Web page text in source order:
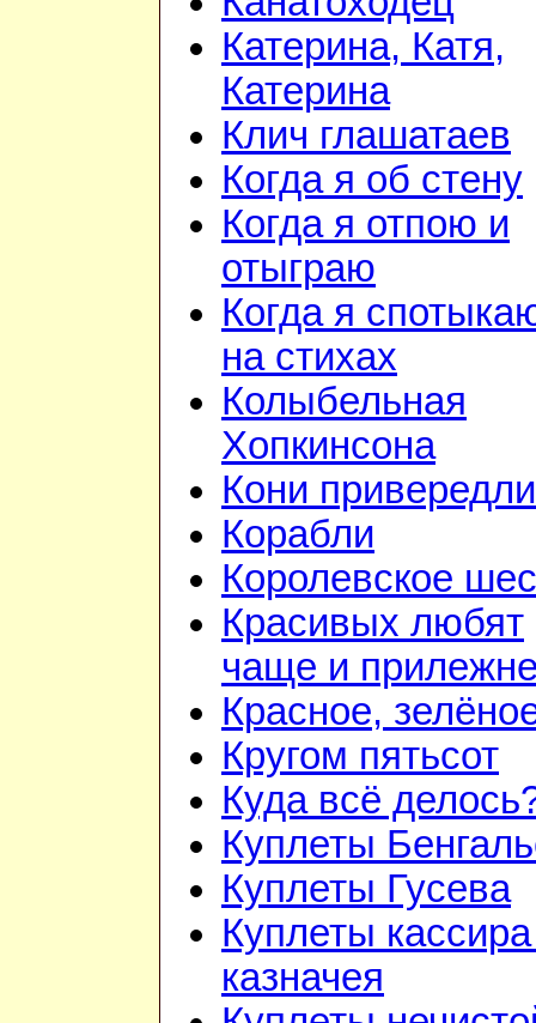
Катерина, Катя,
Катерина
Клич глашатаев
Когда я об стену
Когда я отпою и
отыграю
Когда я
на стихах
Колыбельная
Хопкинсона
Кони
Корабли
Королевское
Красивых любят
чаще и
Красное,
Кругом пятьсот
Куда всё
Куплеты
Куплеты Гусева
Куплеты
казначея